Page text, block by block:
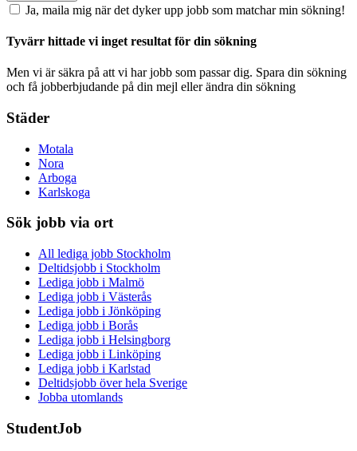
Ja, maila mig när det dyker upp jobb som matchar min sökning!
Tyvärr hittade vi inget resultat för din sökning
Men vi är säkra på att vi har jobb som passar dig. Spara din sökning
och få jobberbjudande på din mejl eller ändra din sökning
Städer
Motala
Nora
Arboga
Karlskoga
Sök jobb via ort
All lediga jobb Stockholm
Deltidsjobb i Stockholm
Lediga jobb i Malmö
Lediga jobb i Västerås
Lediga jobb i Jönköping
Lediga jobb i Borås
Lediga jobb i Helsingborg
Lediga jobb i Linköping
Lediga jobb i Karlstad
Deltidsjobb över hela Sverige
Jobba utomlands
StudentJob